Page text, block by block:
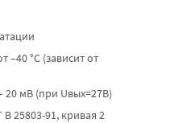
–40 °C (зависит от
20 мВ (при Uвых=27В)
25803-91, кривая 2